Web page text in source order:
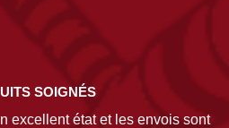
SOIGNÉS
excellent état et les envois sont